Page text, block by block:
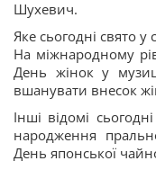
Шухевич.
Яке сьогодні свято у
На міжнародному
День жінок у
вшанувати внесок
Інші відомі
народження
День японської